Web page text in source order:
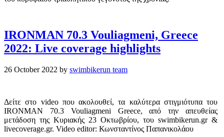
IRONMAN 70.3 Vouliagmeni, Greece
2022: Live coverage highlights
26 October 2022 by swimbikerun team
Δείτε στο video που ακολουθεί, τα καλύτερα στιγμιότυπα του
IRONMAN 70.3 Vouliagmeni Greece, από την απευθείας
μετάδοση της Κυριακής 23 Οκτωβρίου, του swimbikerun.gr &
livecoverage.gr. Video editor: Κωνσταντίνος Παπανικολάου